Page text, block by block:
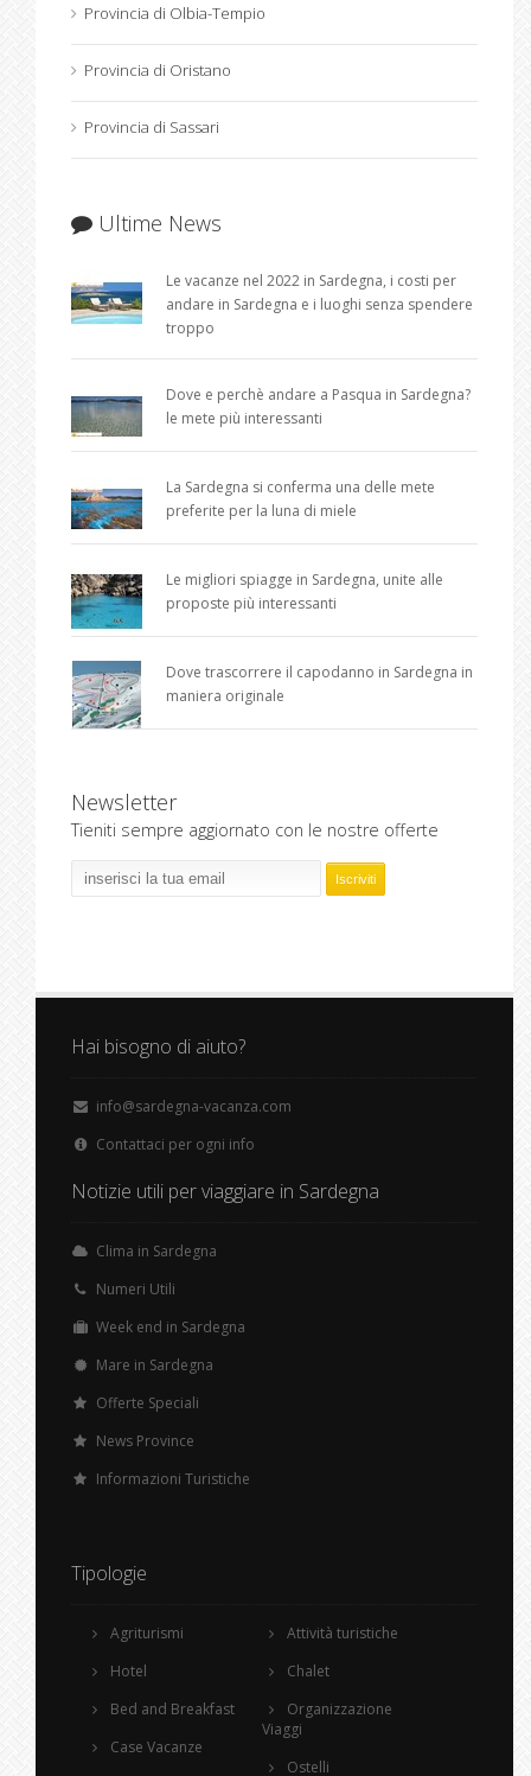
Provincia di Olbia-Tempio
Provincia di Oristano
Provincia di Sassari
Ultime News
Le vacanze nel 2022 in Sardegna, i costi per
andare in Sardegna e i luoghi senza spendere
troppo
Dove e perchè andare a Pasqua in Sardegna?
le mete più interessanti
La Sardegna si conferma una delle mete
preferite per la luna di miele
Le migliori spiagge in Sardegna, unite alle
proposte più interessanti
Dove trascorrere il capodanno in Sardegna in
maniera originale
Newsletter
Tieniti sempre aggiornato con le nostre offerte
Hai bisogno di aiuto?
info@sardegna-vacanza.com
Contattaci per ogni info
Notizie utili per viaggiare in Sardegna
Clima in Sardegna
Numeri Utili
Week end in Sardegna
Mare in Sardegna
Offerte Speciali
News Province
Informazioni Turistiche
Tipologie
Agriturismi
Hotel
Bed and Breakfast
Case Vacanze
Attività turistiche
Chalet
Organizzazione
Viaggi
Ostelli